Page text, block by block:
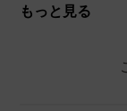
もっと見る